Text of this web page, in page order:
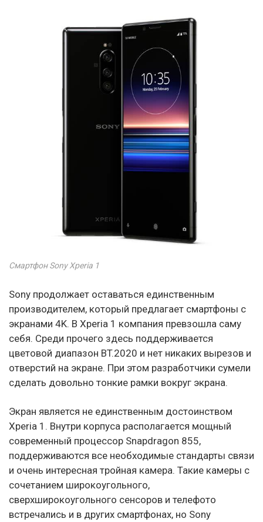
Смартфон Sony Xperia 1
Sony продолжает оставаться единственным
производителем, который предлагает смартфоны с
экранами 4K. В Xperia 1 компания превзошла саму
себя. Среди прочего здесь поддерживается
цветовой диапазон BT.2020 и нет никаких вырезов и
отверстий на экране. При этом разработчики сумели
сделать довольно тонкие рамки вокруг экрана.
Экран является не единственным достоинством
Xperia 1. Внутри корпуса располагается мощный
современный процессор Snapdragon 855,
поддерживаются все необходимые стандарты связи
и очень интересная тройная камера. Такие камеры с
сочетанием широкоугольного,
сверхширокоугольного сенсоров и телефото
встречались и в других смартфонах, но Sony